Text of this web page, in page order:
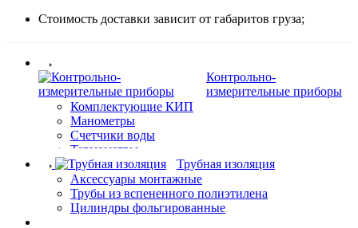
Стоимость доставки зависит от габаритов груза;
Контрольно-
измерительные приборы
Комплектующие КИП
Манометры
Счетчики воды
Термометры
Трубная изоляция
Аксессуары монтажные
Трубы из вспененного полиэтилена
Цилиндры фольгированные